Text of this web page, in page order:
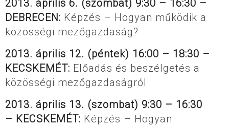
2013. április 6. (szombat) 9:30 – 16:30 –
DEBRECEN: Képzés – Hogyan működik a
közösségi mezőgazdaság?
2013. április 12. (péntek) 16:00 – 18:30 –
KECSKEMÉT: Előadás és beszélgetés a
közösségi mezőgazdaságról
2013. április 13. (szombat) 9:30 – 16:30
– KECSKEMÉT: Képzés – Hogyan